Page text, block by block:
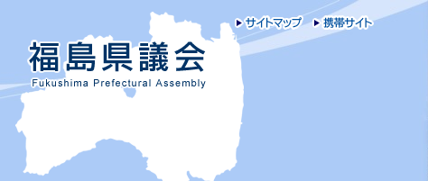
福島県議会
サイトマップ携帯サイ